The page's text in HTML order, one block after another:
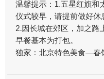
温馨提示：1.五星红旗和
仪式较早，请提前做好休
2.因长城在郊区，加之路
早餐基本为打包。
独家：北京特色美食—春